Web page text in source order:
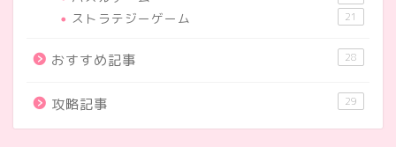
ストラテジーゲーム 21
おすすめ記事 28
攻略記事 29